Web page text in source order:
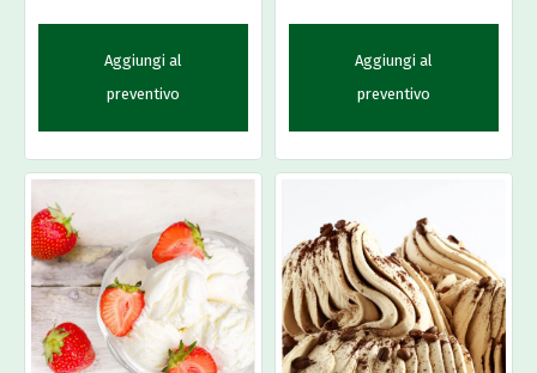
Aggiungi al
preventivo
Aggiungi al
preventivo